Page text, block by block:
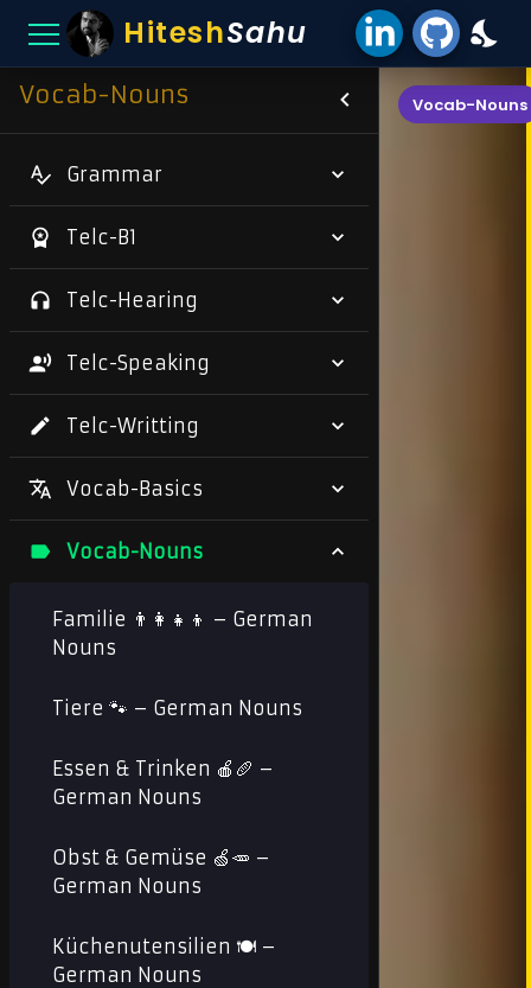
HiteshSahu
Vocab-Nouns
Grammar
Telc-B1
Telc-Hearing
Telc-Speaking
Telc-Writting
Vocab-Basics
Vocab-Nouns
Familie 👨‍👩‍👧‍👦 – German
Nouns
Tiere 🐾 – German Nouns
Essen & Trinken 🍎🥖 –
German Nouns
Obst & Gemüse 🍏🥕 –
German Nouns
Küchenutensilien 🍽️ –
German Nouns
Vocab-Nouns